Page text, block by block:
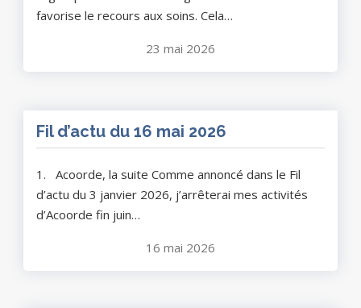
favorise le recours aux soins. Cela…
23 mai 2026
Fil d’actu du 16 mai 2026
1. Acoorde, la suite Comme annoncé dans le Fil
d’actu du 3 janvier 2026, j’arrêterai mes activités
d’Acoorde fin juin…
16 mai 2026